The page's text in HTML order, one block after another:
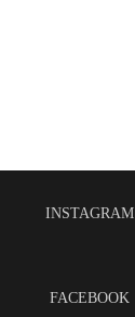
INSTAGRAM
FACEBOOK